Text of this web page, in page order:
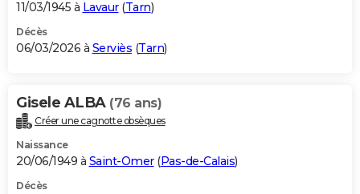
11/03/1945 à Lavaur(Tarn)
Décès
06/03/2026 à Serviès (Tarn)
Gisele ALBA (76 ans)
Créer une cagnotte obsèques
Naissance
20/06/1949 à Saint-Omer(Pas-de-Calais)
Décès